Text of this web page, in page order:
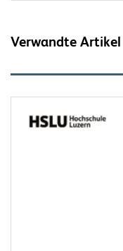
Verwandte Artikel